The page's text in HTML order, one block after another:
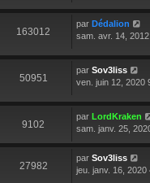
163012
par Dédalion
sam. avr. 14,
50951
par Sov3liss
ven. juin 12, 2020
9102
par LordKraken
sam. janv. 25,
27982
par Sov3liss
jeu. janv. 16, 2020